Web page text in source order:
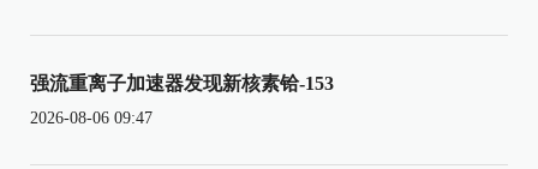
强流重离子加速器发现新核素铪-153
2026-08-06 09:47